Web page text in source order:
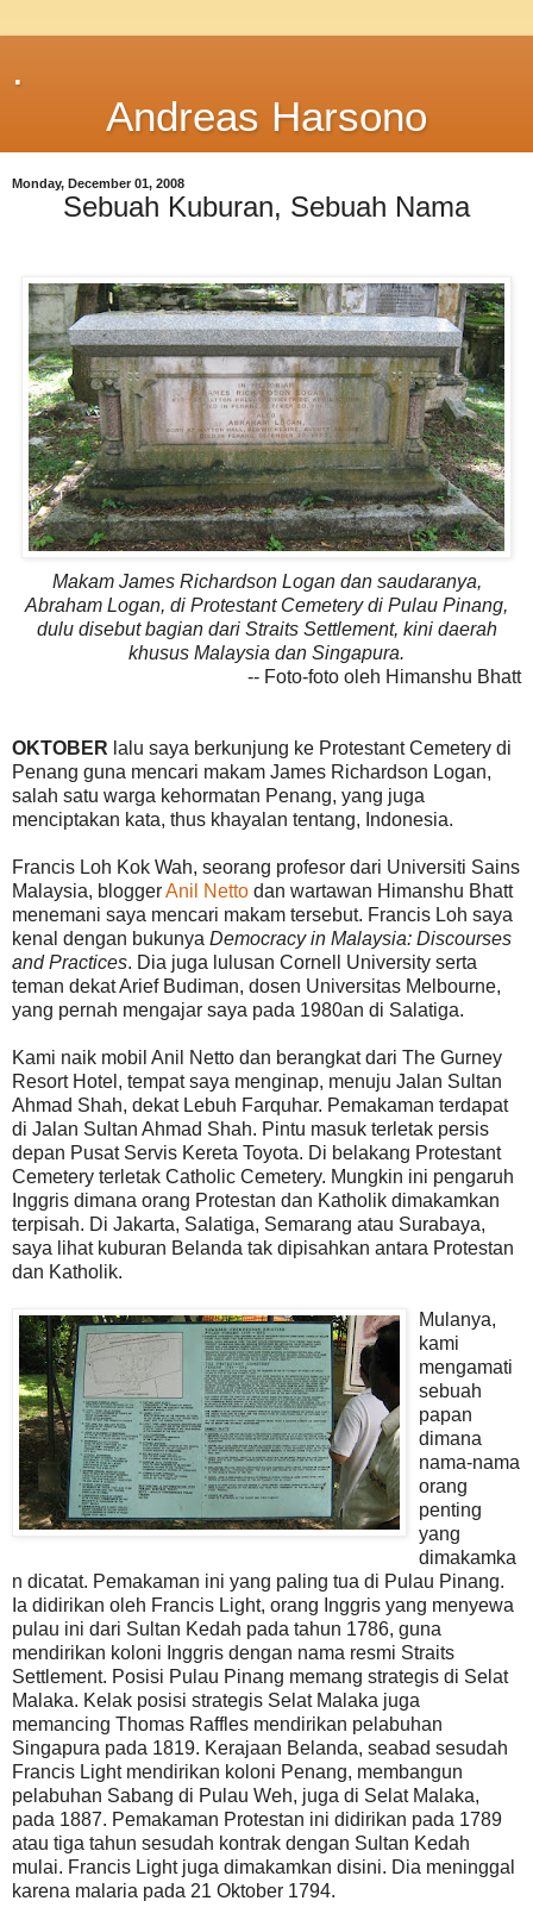
.
Andreas Harsono
Monday, December 01, 2008
Sebuah Kuburan, Sebuah Nama
Makam James Richardson Logan dan saudaranya,
Abraham Logan, di Protestant Cemetery di Pulau Pinang,
dulu disebut bagian dari Straits Settlement, kini daerah
khusus Malaysia dan Singapura.
-- Foto-foto oleh Himanshu Bhatt
OKTOBER lalu saya berkunjung ke Protestant Cemetery di
Penang guna mencari makam James Richardson Logan,
salah satu warga kehormatan Penang, yang juga
menciptakan kata, thus khayalan tentang, Indonesia.
Francis Loh Kok Wah, seorang profesor dari Universiti Sains
Malaysia, bloggerAnil Netto dan wartawan Himanshu Bhatt
menemani saya mencari makam tersebut. Francis Loh saya
kenal dengan bukunya Democracy in Malaysia: Discourses
and Practices. Dia juga lulusan Cornell University serta
teman dekat Arief Budiman, dosen Universitas Melbourne,
yang pernah mengajar saya pada 1980an di Salatiga.
Kami naik mobil Anil Netto dan berangkat dari The Gurney
Resort Hotel, tempat saya menginap, menuju Jalan Sultan
Ahmad Shah, dekat Lebuh Farquhar. Pemakaman terdapat
di Jalan Sultan Ahmad Shah. Pintu masuk terletak persis
depan Pusat Servis Kereta Toyota. Di belakang Protestant
Cemetery terletak Catholic Cemetery. Mungkin ini pengaruh
Inggris dimana orang Protestan dan Katholik dimakamkan
terpisah. Di Jakarta, Salatiga, Semarang atau Surabaya,
saya lihat kuburan Belanda tak dipisahkan antara Protestan
dan Katholik.
Mulanya,
kami
mengamati
sebuah
papan
dimana
nama-nama
orang
penting
yang
dimakamka
n dicatat. Pemakaman ini yang paling tua di Pulau Pinang.
Ia didirikan oleh Francis Light, orang Inggris yang menyewa
pulau ini dari Sultan Kedah pada tahun 1786, guna
mendirikan koloni Inggris dengan nama resmi Straits
Settlement. Posisi Pulau Pinang memang strategis di Selat
Malaka. Kelak posisi strategis Selat Malaka juga
memancing Thomas Raffles mendirikan pelabuhan
Singapura pada 1819. Kerajaan Belanda, seabad sesudah
Francis Light mendirikan koloni Penang, membangun
pelabuhan Sabang di Pulau Weh, juga di Selat Malaka,
pada 1887. Pemakaman Protestan ini didirikan pada 1789
atau tiga tahun sesudah kontrak dengan Sultan Kedah
mulai. Francis Light juga dimakamkan disini. Dia meninggal
karena malaria pada 21 Oktober 1794.